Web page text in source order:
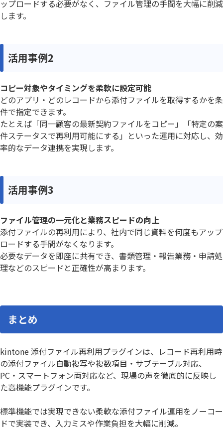
ップロードする必要がなく、ファイル管理の手間を大幅に削減
します。
活用事例2
コピー対象やタイミングを柔軟に設定可能
どのアプリ・どのレコードから添付ファイルを取得するかを条
件で指定できます。
たとえば「同一顧客の最新契約ファイルをコピー」「特定の案
件ステータスで再利用可能にする」といった運用に対応し、効
率的なデータ連携を実現します。
活用事例3
ファイル管理の一元化と業務スピードの向上
添付ファイルの再利用により、社内で同じ資料を何度もアップ
ロードする手間がなくなります。
必要なデータを即座に共有でき、書類管理・報告業務・申請処
理などのスピードと正確性が高まります。
まとめ
kintone 添付ファイル再利用プラグインは、レコード再利用時
の添付ファイル自動複写や複数項目・サブテーブル対応、
PC・スマートフォン両対応など、現場の声を徹底的に反映し
た高機能プラグインです。
標準機能では実現できない柔軟な添付ファイル運用をノーコー
ドで実装でき、入力ミスや作業負担を大幅に削減。